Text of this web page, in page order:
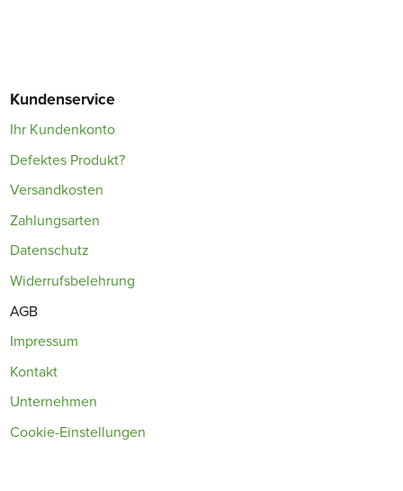
Kundenservice
Ihr Kundenkonto
Defektes Produkt?
Versandkosten
Zahlungsarten
Datenschutz
Widerrufsbelehrung
AGB
Impressum
Kontakt
Unternehmen
Cookie-Einstellungen